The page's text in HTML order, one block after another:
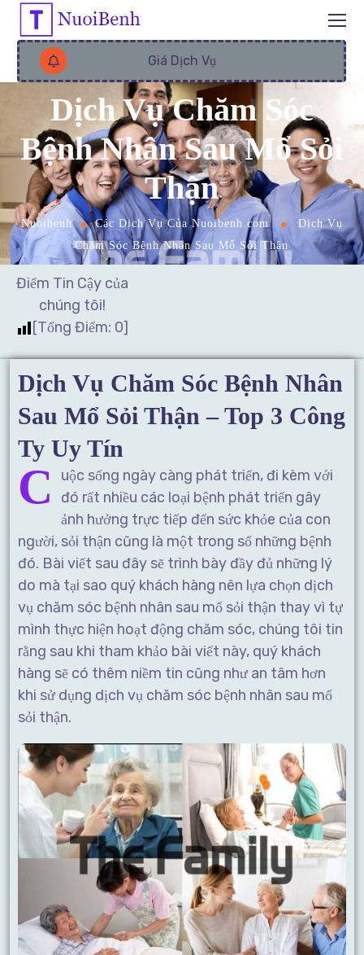
Giá Dịch Vụ
Dịch Vụ Chăm Sóc
Bệnh Nhân Sau Mổ Sỏi
Thận
Nuoibenh Các Dịch Vụ Của Nuoibenh.com
Dịch Vụ
Chăm Sóc Bệnh Nhân Sau Mổ Sỏi Thận
Điểm Tin Cậy của
chúng tôi!
[Tổng Điểm: 0]
Dịch Vụ Chăm Sóc Bệnh Nhân
Sau Mổ Sỏi Thận – Top 3 Công
Ty Uy Tín
C
uộc sống ngày càng phát triển, đi kèm với
đó rất nhiều các loại bệnh phát triển gây
ảnh hưởng trực tiếp đến sức khỏe của con
người, sỏi thận cũng là một trong số những bệnh
đó. Bài viết sau đây sẽ trình bày đầy đủ những lý
do mà tại sao quý khách hàng nên lựa chọn dịch
vụ chăm sóc bệnh nhân sau mổ sỏi thận thay vì tự
mình thực hiện hoạt động chăm sóc, chúng tôi tin
rằng sau khi tham khảo bài viết này, quý khách
hàng sẽ có thêm niềm tin cũng như an tâm hơn
khi sử dụng dịch vụ chăm sóc bệnh nhân sau mổ
sỏi thận.